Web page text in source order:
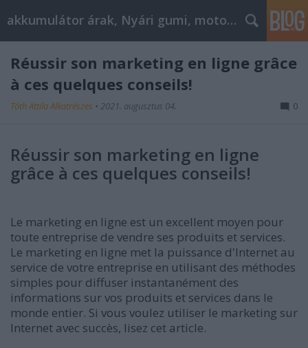
akkumulátor árak, Nyári gumi, motorolaj
Réussir son marketing en ligne grâce
à ces quelques conseils!
Tóth Attila Alkatrészes • 2021. augusztus 04. 0
Réussir son marketing en ligne
grâce à ces quelques conseils!
Le marketing en ligne est un excellent moyen pour
toute entreprise de vendre ses produits et services.
Le marketing en ligne met la puissance d'Internet au
service de votre entreprise en utilisant des méthodes
simples pour diffuser instantanément des
informations sur vos produits et services dans le
monde entier. Si vous voulez utiliser le marketing sur
Internet avec succès, lisez cet article.